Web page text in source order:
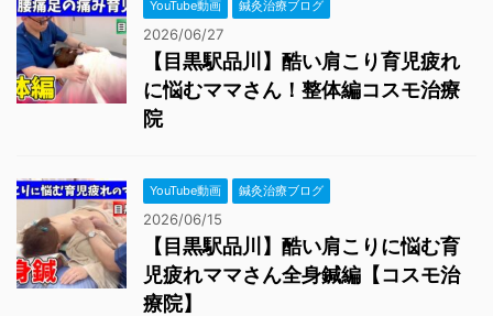
YouTube動画 鍼灸治療ブログ
2026/06/27
【目黒駅品川】酷い肩こり育児疲れ
に悩むママさん！整体編コスモ治療
院
YouTube動画 鍼灸治療ブログ
2026/06/15
【目黒駅品川】酷い肩こりに悩む育
児疲れママさん全身鍼編【コスモ治
療院】